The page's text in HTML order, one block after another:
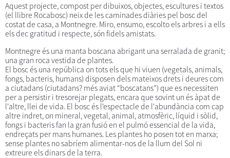
Aquest projecte, compost per dibuixos, objectes, escultures i textos
(el llibre Rocabosc) neix de les caminades diàries pel bosc del
costat de casa, a Montnegre. Miro, ensumo, escolto els arbres i a ells
els dec gratitud i respecte, són fidels amistats.
Montnegre és una manta boscana abrigant una serralada de granit;
una gran roca vestida de plantes.
El bosc és una república on tots els que hi viuen (vegetals, animals,
fongs, bacteris, humans) disposen dels mateixos drets i deures com
a ciutadans (ciutadans? més aviat “boscatans”) que es necessiten
per a persistir i tresorejar plegats, encara que sovint un és àpat de
l'altre, llei de vida. El bosc és l'espectacle de l'abundància com cap
altre indret, on mineral, vegetal, animal, atmosfèric, líquid i sòlid,
fongs i bacteris fan la gran fusió en el pulmó essencial de la vida,
endreçats per mans humanes. Les plantes ho posen tot en marxa;
sense plantes no sabríem alimentar-nos de la llum del Sol ni
extreure els dinars de la terra.